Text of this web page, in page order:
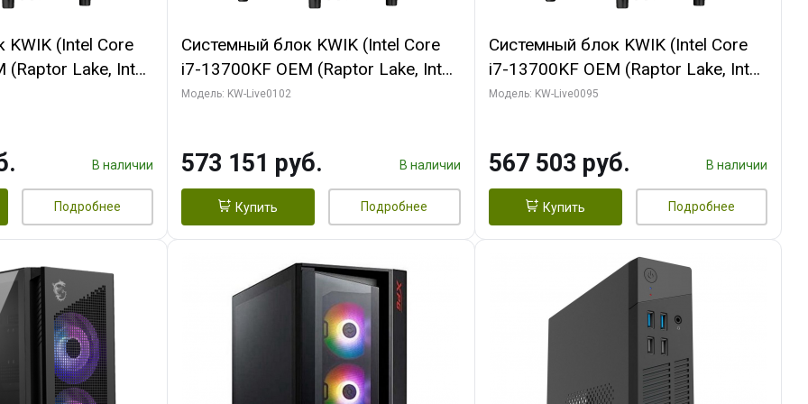
KWIK (Intel Core
(Raptor Lake, Intel
64 ГБ ОЗУ (2
В наличии
Подробнее
Системный блок KWIK (Intel Core
i7-13700KF OEM (Raptor Lake, Intel
7, C16 8EC/8PC/ 32 ГБ ОЗУ (2
Turbo/ 960 ГБ SSD)
Модель: KW-Live0102
573 151 руб. В наличии
Купить Подробнее
Системный блок KWIK (Intel Core
i7-13700KF OEM (Raptor Lake, Intel
7, C16 8EC/8PC/ 32 ГБ ОЗУ (2
Turbo/ 512 ГБ SSD)
Модель: KW-Live0095
567 503 руб. В наличии
Купить Подробнее